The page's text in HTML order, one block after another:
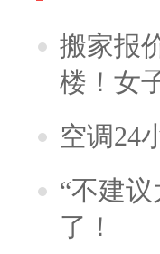
搬家报
楼！女
空调24
“不建
了！